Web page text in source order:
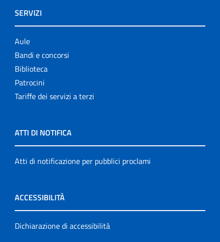
SERVIZI
Aule
Bandi e concorsi
Biblioteca
Patrocini
Tariffe dei servizi a terzi
ATTI DI NOTIFICA
Atti di notificazione per pubblici proclami
ACCESSIBILITÀ
Dichiarazione di accessibilità